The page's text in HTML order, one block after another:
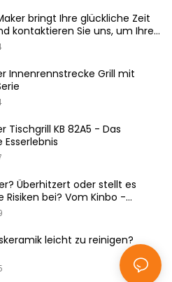
bringt Ihre glückliche Zeit
kontaktieren Sie uns, um Ihre
Innenrennstrecke Grill mit
Tischgrill KB 82A5 - Das
Überhitzert oder stellt es
Risiken bei? Vom Kinbo -
leicht zu reinigen?